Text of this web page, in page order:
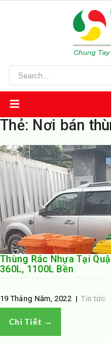
Thẻ: Nơi bán
Thùng Rác Nhựa Tại
360L, 1100L Bền
19 Tháng Năm, 2022 |Tin tức
Chi Tiết →